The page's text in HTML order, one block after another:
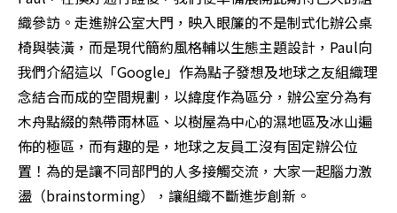
織參訪。走進辦公室大門，映入眼簾的不是制式化辦公桌
椅與裝潢，而是現代簡約風格輔以生態主題設計，Paul向
我們介紹這以「Google」作為點子發想及地球之友組織理
念結合而成的空間規劃，以緯度作為區分，辦公室分為有
木舟點綴的熱帶雨林區、以樹屋為中心的濕地區及冰山遍
佈的極區，而有趣的是，地球之友員工沒有固定辦公位
置！為的是讓不同部門的人多接觸交流，大家一起腦力激
盪（brainstorming），讓組織不斷進步創新。